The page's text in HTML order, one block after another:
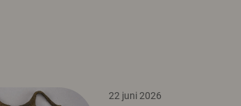
22 juni 2026